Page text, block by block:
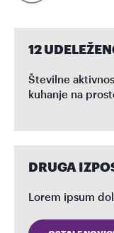
12
Številne
kuhanje na
DRUGA
Lorem ipsum